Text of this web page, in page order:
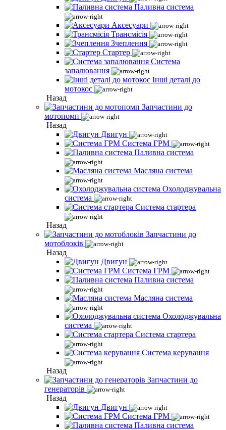
Паливна система
Аксесуари
Трансмісія
Зчеплення
Стартер
Система
запалювання
Інші деталі до
мотокос
Назад
Запчастини до
мотопомп
Назад
Двигун
Система ГРМ
Паливна система
Масляна система
Охолоджувальна
система
Система стартера
Назад
Запчастини до
мотоблоків
Назад
Двигун
Система ГРМ
Паливна система
Масляна система
Охолоджувальна
система
Система стартера
Система керування
Назад
Запчастини до
генераторів
Назад
Двигун
Система ГРМ
Паливна система